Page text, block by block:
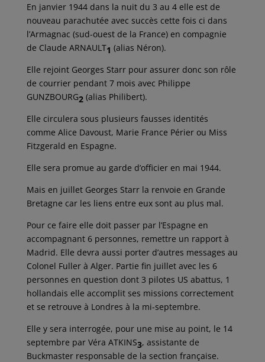
En janvier 1944 dans la nuit du 3 au 4 elle est de
nouveau parachutée avec succès cette fois ci dans
l’Armagnac (sud-ouest de la France) en compagnie
de Claude ARNAULT1 (alias Néron).
Elle rejoint Georges Starr pour assurer donc son rôle
de courrier pendant 7 mois avec Philippe
GUNZBOURG2 (alias Philibert).
Elle circulera sous plusieurs fausses identités
comme Alice Davoust, Marie France Périer ou Miss
Fitzgerald en Espagne.
Elle sera promue au garde d’officier en mai 1944.
Mais en juillet Georges Starr la renvoie en Grande
Bretagne car les liens entre eux sont au plus mal.
Pour ce faire elle doit passer par l’Espagne en
accompagnant 6 personnes, remettre un rapport à
Madrid. Elle devra aussi porter d’autres messages au
Colonel Fuller à Alger. Partie fin juillet avec les 6
personnes en question dont 3 pilotes US abattus, 1
hollandais elle accomplit ses missions correctement
et se retrouve à Londres à la mi-septembre.
Elle y sera interrogée, pour une mise au point, le 14
septembre par Véra ATKINS3, assistante de
Buckmaster responsable de la section française.